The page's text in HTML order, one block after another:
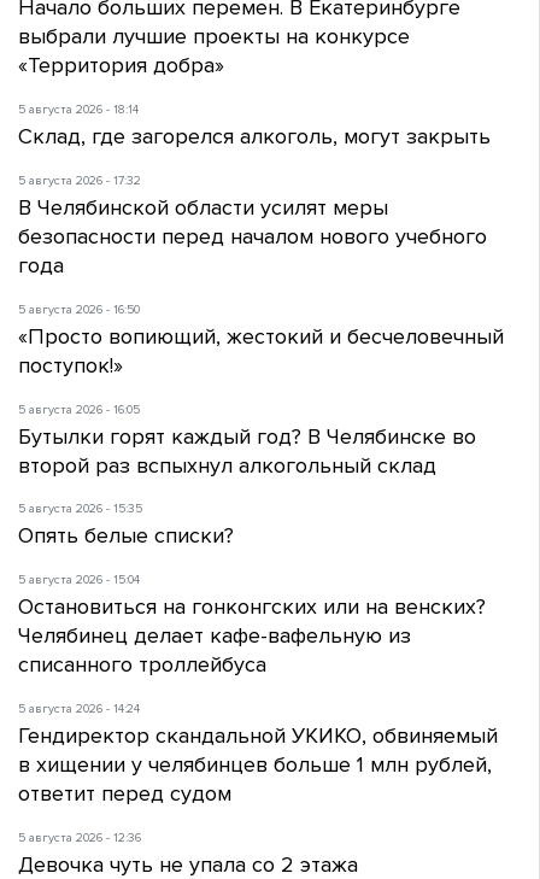
Начало больших перемен. В Екатеринбурге
выбрали лучшие проекты на конкурсе
«Территория добра»
5 августа 2026 - 18:14
Склад, где загорелся алкоголь, могут закрыть
5 августа 2026 - 17:32
В Челябинской области усилят меры
безопасности перед началом нового учебного
года
5 августа 2026 - 16:50
«Просто вопиющий, жестокий и бесчеловечный
поступок!»
5 августа 2026 - 16:05
Бутылки горят каждый год? В Челябинске во
второй раз вспыхнул алкогольный склад
5 августа 2026 - 15:35
Опять белые списки?
5 августа 2026 - 15:04
Остановиться на гонконгских или на венских?
Челябинец делает кафе-вафельную из
списанного троллейбуса
5 августа 2026 - 14:24
Гендиректор скандальной УКИКО, обвиняемый
в хищении у челябинцев больше 1 млн рублей,
ответит перед судом
5 августа 2026 - 12:36
Девочка чуть не упала со 2 этажа